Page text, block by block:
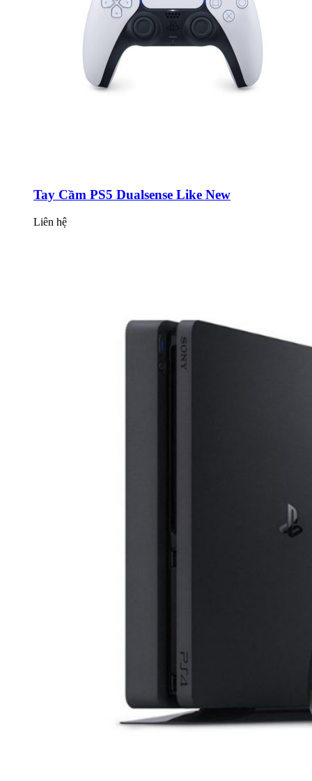
Tay Cầm PS5 Dualsense Like New
Liên hệ